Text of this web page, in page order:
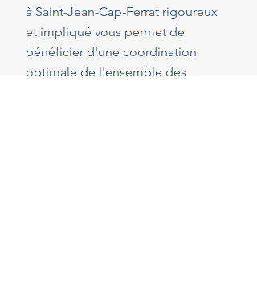
à Saint-Jean-Cap-Ferrat rigoureux
et impliqué vous permet de
bénéficier d'une coordination
optimale de l'ensemble des